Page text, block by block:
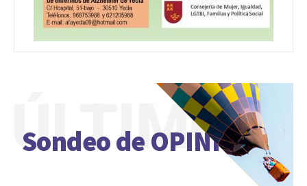
Sondeo de OPINIÓN
ÚLTIMO